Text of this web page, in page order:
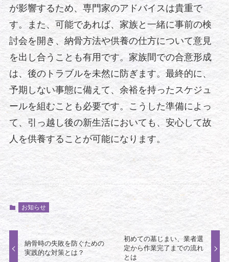
が影響するため、専門家のアドバイスは貴重で
す。また、可能であれば、家族と一緒に事前の検
討会を開き、納骨方法や供養の仕方について意見
を出し合うことも有用です。家族間での合意形成
は、後のトラブルを未然に防ぎます。最終的に、
予期しない事態に備えて、余裕を持ったスケジュ
ールを組むことも必要です。こうした準備によっ
て、引っ越し後の新生活においても、安心して故
人を供養することが可能になります。
お知らせ
納骨時の失敗を防ぐための
実践的な対策とは？
初めての墓じまい、業者選
定から作業完了までの流れ
とは